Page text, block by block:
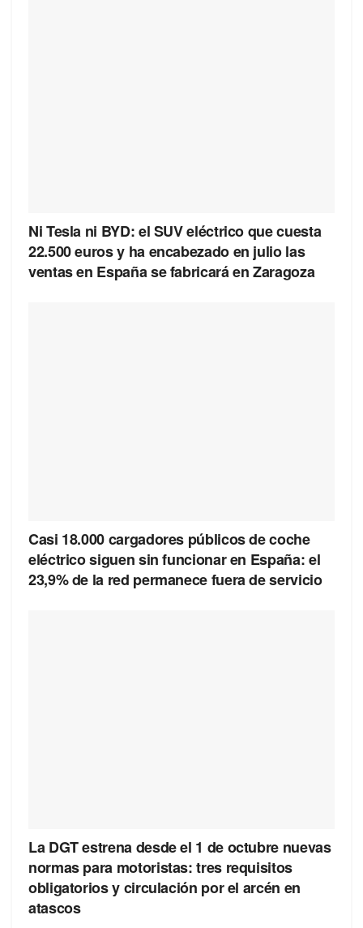
Ni Tesla ni BYD: el SUV eléctrico que cuesta
22.500 euros y ha encabezado en julio las
ventas en España se fabricará en Zaragoza
Casi 18.000 cargadores públicos de coche
eléctrico siguen sin funcionar en España: el
23,9% de la red permanece fuera de servicio
La DGT estrena desde el 1 de octubre nuevas
normas para motoristas: tres requisitos
obligatorios y circulación por el arcén en
atascos